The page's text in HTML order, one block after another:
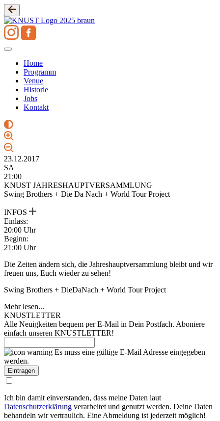
Zum
Inhalt
springen
Home
Programm
Venue
Historie
Jobs
Kontakt
23.12.2017
SA
21:00
KNUST JAHRESHAUPTVERSAMMLUNG
Swing Brothers + Die Da Nach + World Tour Project
INFOS
Einlass:
20:00 Uhr
Beginn:
21:00 Uhr
Die Zeiten ändern sich, die Jahreshauptversammlung bleibt und wir
freuen uns, Euch wieder zu sehen!
Swing Brothers + DieDaNach + World Tour Project
Mehr lesen...
KNUSTLETTER
Alle Neuigkeiten bequem per E-Mail in Dein Postfach. Aboniere
einfach unseren KNUSTLETTER!
Es muss eine gültige E-Mail Adresse eingegeben
werden.
Ich bin damit einverstanden, dass meine Daten laut
Datenschutzerklärung verarbeitet und genutzt werden. Deine Daten
behandeln wir vertraulich. Eine Abmeldung ist jederzeit möglich!